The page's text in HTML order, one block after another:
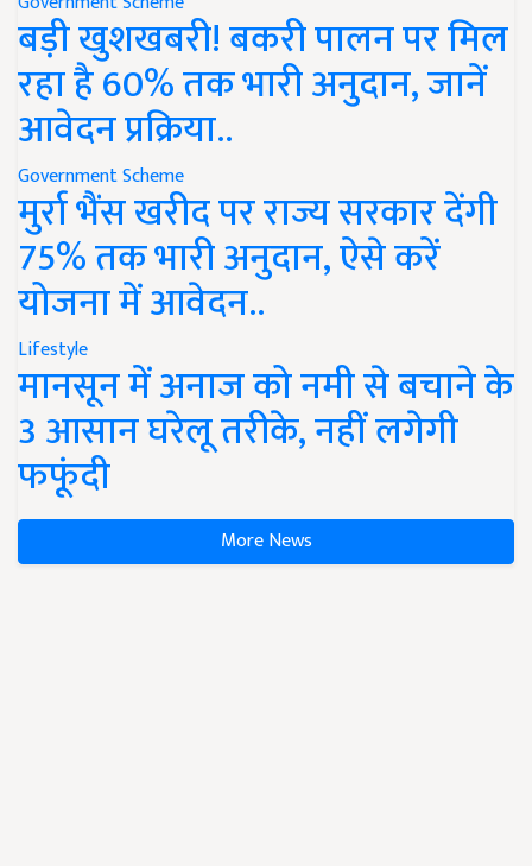
बड़ी खुशखबरी! बकरी पालन पर मिल
रहा है 60% तक भारी अनुदान, जानें
आवेदन प्रक्रिया..
Government Scheme
मुर्रा भैंस खरीद पर राज्य सरकार देंगी
75% तक भारी अनुदान, ऐसे करें
योजना में आवेदन..
Lifestyle
मानसून में अनाज को नमी से बचाने के
3 आसान घरेलू तरीके, नहीं लगेगी
फफूंदी
More News